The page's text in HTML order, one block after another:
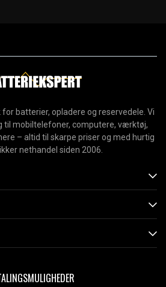
batterier, opladere og reservedele. Vi
til mobiltelefoner, computere, værktøj,
– altid til skarpe priser og med hurtig
nethandel siden 2006.